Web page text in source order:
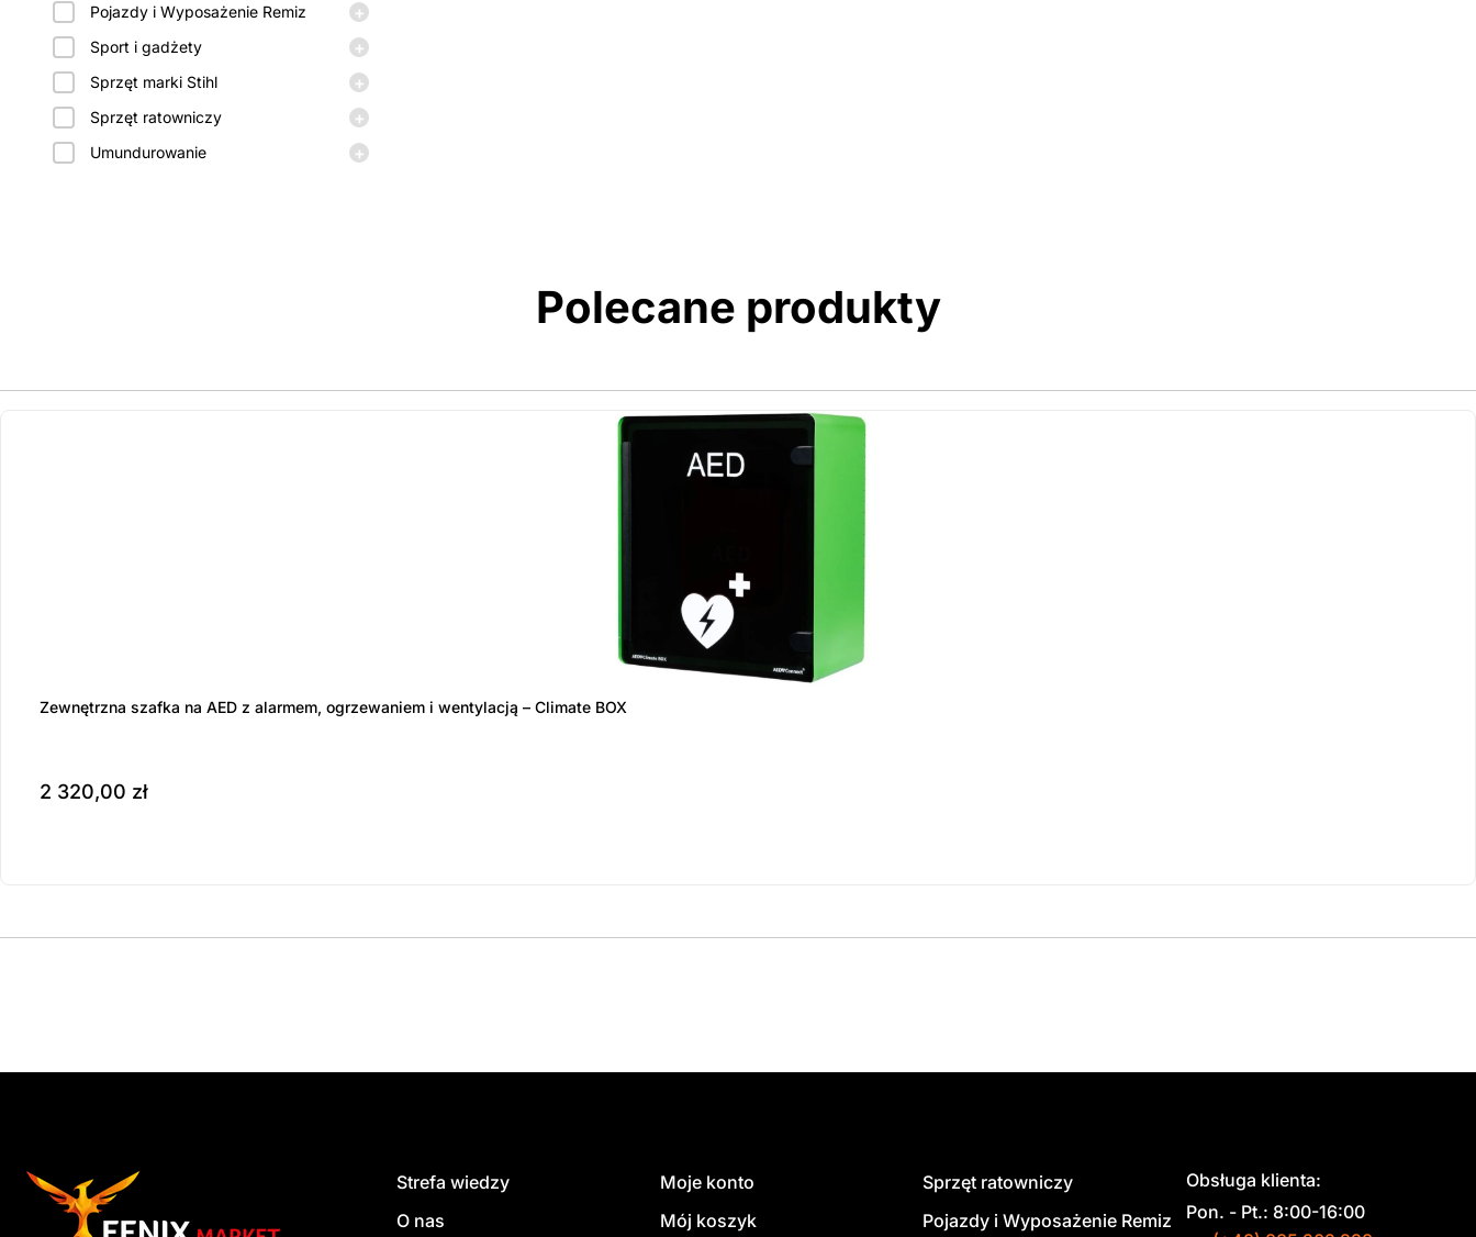
Pojazdy i Wyposażenie Remiz +
Sport i gadżety +
Sprzęt marki Stihl +
Sprzęt ratowniczy +
Umundurowanie +
Polecane produkty
Zewnętrzna szafka na AED z alarmem, ogrzewaniem i wentylacją – Climate BOX
2 320,00 zł
Strefa wiedzy
O nas
Moje konto
Mój koszyk
Sprzęt ratowniczy
Pojazdy i Wyposażenie Remiz
Obsługa klienta:
Pon. - Pt.: 8:00-16:00